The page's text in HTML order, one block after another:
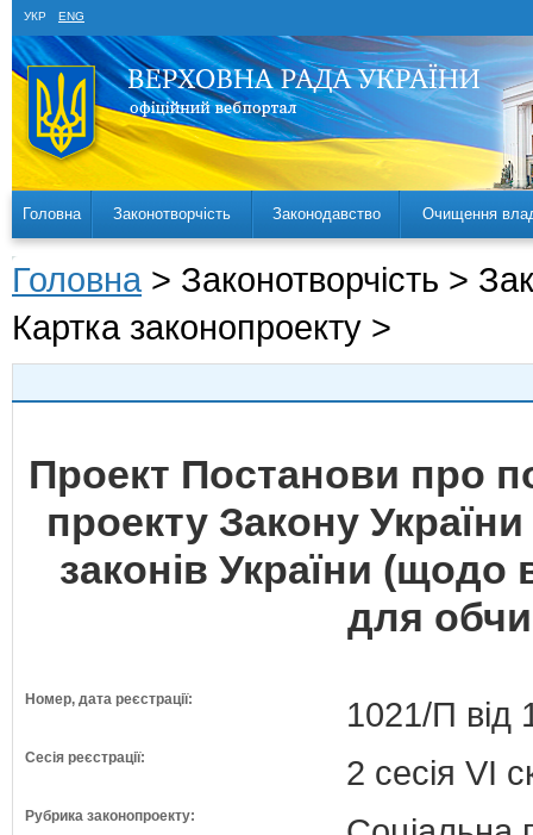
УКР ENG
Головна Законотворчість Законодавство Очищення
Головна > Законотворчість >
Картка законопроекту >
Проект Постанови про
проекту Закону
законів України (щодо
для
Номер, дата реєстрації: 1021/П від
Сесія реєстрації: 2 сесія VI
Рубрика законопроекту: